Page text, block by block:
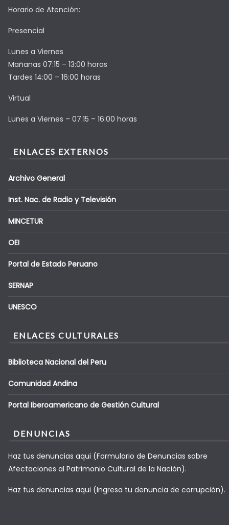
Horario de Atención:
Presencial
Lunes a Viernes
Mañanas 07:15 – 13:00 horas
Tardes 14:00 – 16:00 horas
Virtual
Lunes a Viernes – 07:15 – 16:00 horas
ENLACES EXTERNOS
Archivo General
Inst. Nac. de Radio y Televisión
MINCETUR
OEI
Portal de Estado Peruano
SERNAP
UNESCO
ENLACES CULTURALES
Biblioteca Nacional del Peru
Comunidad Andina
Portal Iberoamericano de Gestión Cultural
DENUNCIAS
Haz tus denuncias aqui (Formulario de Denuncias sobre
Afectaciones al Patrimonio Cultural de la Nación).
Haz tus denuncias aqui (Ingresa tu denuncia de corrupción).